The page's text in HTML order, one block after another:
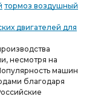
тормоз воздушный
двигателей для
несмотря на
машин
благодаря